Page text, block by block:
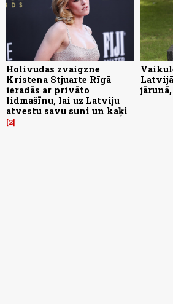
Holivudas zvaigzne
Kristena Stjuarte Rīgā
ieradās ar privāto
lidmašīnu, lai uz Latviju
atvestu savu suni un kaķi
2